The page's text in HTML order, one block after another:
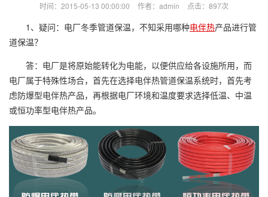
时间：2015-05-13 00:00:00 作者：admin 点击： 897次
1、疑问：电厂冬季管道保温，不知采用哪种电伴热产品进行管
道保温？
答：电厂是将原始能转化为电能，以便供应给各设施所用，而
电厂属于特殊性场合，首先在选择电伴热管道保温系统时，首先考
虑防爆型电伴热产品，再根据电厂环境和温度要求选择低温、中温
或恒功率型电伴热产品。